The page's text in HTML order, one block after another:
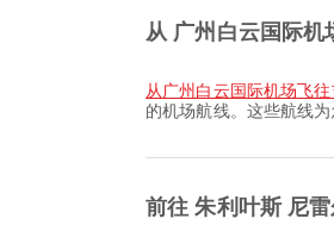
从 广州白云国际机
从广州白云国际机场飞
的机场航线。这些航线
前往 朱利叶斯 尼